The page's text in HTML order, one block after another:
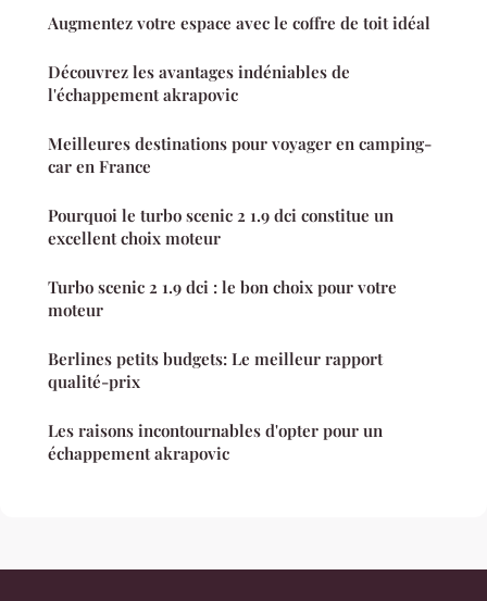
Augmentez votre espace avec le coffre de toit idéal
Découvrez les avantages indéniables de
l'échappement akrapovic
Meilleures destinations pour voyager en camping-
car en France
Pourquoi le turbo scenic 2 1.9 dci constitue un
excellent choix moteur
Turbo scenic 2 1.9 dci : le bon choix pour votre
moteur
Berlines petits budgets: Le meilleur rapport
qualité-prix
Les raisons incontournables d'opter pour un
échappement akrapovic